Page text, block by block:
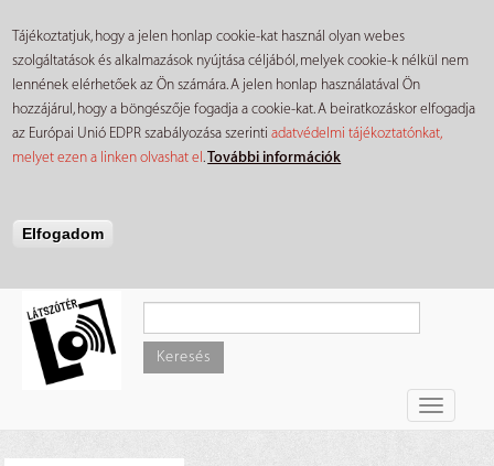
Tájékoztatjuk, hogy a jelen honlap cookie-kat használ olyan webes
szolgáltatások és alkalmazások nyújtása céljából, melyek cookie-k nélkül nem
lennének elérhetőek az Ön számára. A jelen honlap használatával Ön
hozzájárul, hogy a böngészője fogadja a cookie-kat. A beiratkozáskor elfogadja
az Európai Unió EDPR szabályozása szerintiadatvédelmi tájékoztatónkat,
melyet ezen a linken olvashat el.További információk
Elfogadom
tartalomra
Keresés
Toggle